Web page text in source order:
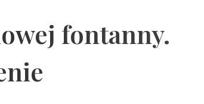
fontanny.